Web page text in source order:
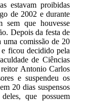
estavam proibidas
de 2002 e durante
sem que houvesse
Depois da festa de
uma comissão de 20
ficou decidido pela
de Ciências
Antonio Carlos
e suspendeu os
20 dias suspensos
que possuem